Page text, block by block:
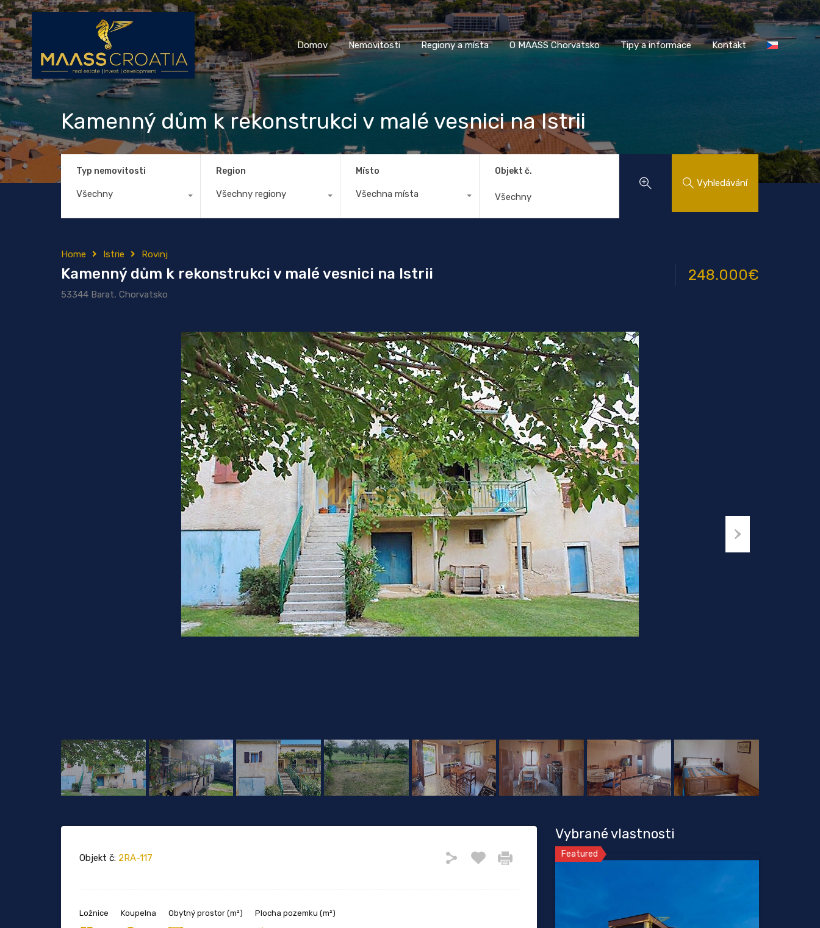
Domov Nemovitosti Regiony a místa O MAASS Chorvatsko Tipy a informace Kontakt
Domov Nemovitosti Regiony a místa O MAASS Chorvatsko Tipy a informace Kontakt
Kamenný dům k rekonstrukci v malé vesnici na Istrii
Typ nemovitosti
Všechny
Region
Všechny regiony
Místo
Všechna místa
Objekt č.
Vyhledávání
Home Istrie Rovinj
Kamenný dům k rekonstrukci v malé vesnici na Istrii
53344 Barat, Chorvatsko
248.000€
Objekt č: 2RA-117
Ložnice Koupelna Obytný prostor (m²) Plocha pozemku (m²)
Vybrané vlastnosti
Featured